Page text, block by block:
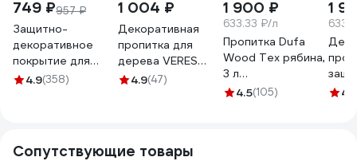
749 ₽957 ₽
Защитно-
декоративное
покрытие для
дерева АКВАТЕКС
4.9(358)
1 004 ₽
Декоративная
пропитка для
дерева VERES
Верес Классик
4.9(47)
1 900 ₽
633.33 ₽/л
Пропитка Dufa
Wood Tex рябина,
3 л
Н0000006085
4.5(105)
1
4.5
Сопутствующие товары